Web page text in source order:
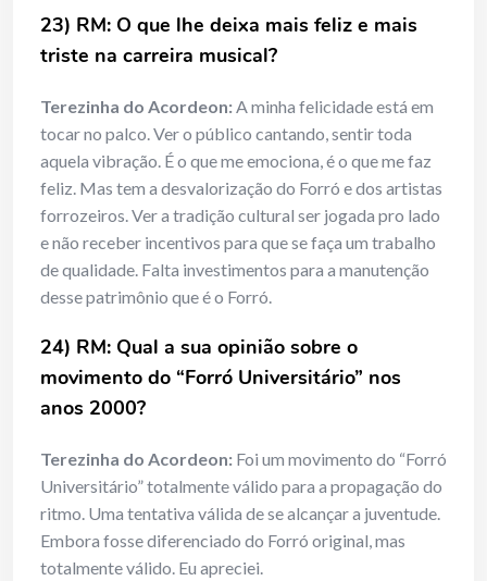
23) RM: O que lhe deixa mais feliz e mais
triste na carreira musical?
Terezinha do Acordeon:A minha felicidade está em
tocar no palco. Ver o público cantando, sentir toda
aquela vibração. É o que me emociona, é o que me faz
feliz. Mas tem a desvalorização do Forró e dos artistas
forrozeiros. Ver a tradição cultural ser jogada pro lado
e não receber incentivos para que se faça um trabalho
de qualidade. Falta investimentos para a manutenção
desse patrimônio que é o Forró.
24) RM: Qual a sua opinião sobre o
movimento do “Forró Universitário” nos
anos 2000?
Terezinha do Acordeon: Foi um movimento do “Forró
Universitário” totalmente válido para a propagação do
ritmo. Uma tentativa válida de se alcançar a juventude.
Embora fosse diferenciado do Forró original, mas
totalmente válido. Eu apreciei.